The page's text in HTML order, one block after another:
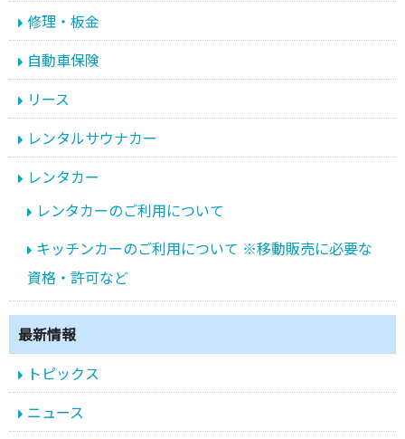
修理・板金
自動車保険
リース
レンタルサウナカー
レンタカー
レンタカーのご利用について
キッチンカーのご利用について ※移動販売に必要な
資格・許可など
最新情報
トピックス
ニュース